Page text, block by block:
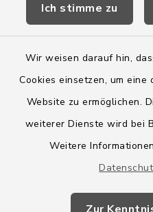
Ich stimme zu
Wir weisen darauf hin,
Cookies einsetzen, um
Website zu ermöglichen.
weiterer Dienste wird bei
Weitere
Wege-Zweckverband